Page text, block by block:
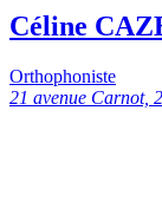
Céline
Orthophoniste
21 avenue Carnot,